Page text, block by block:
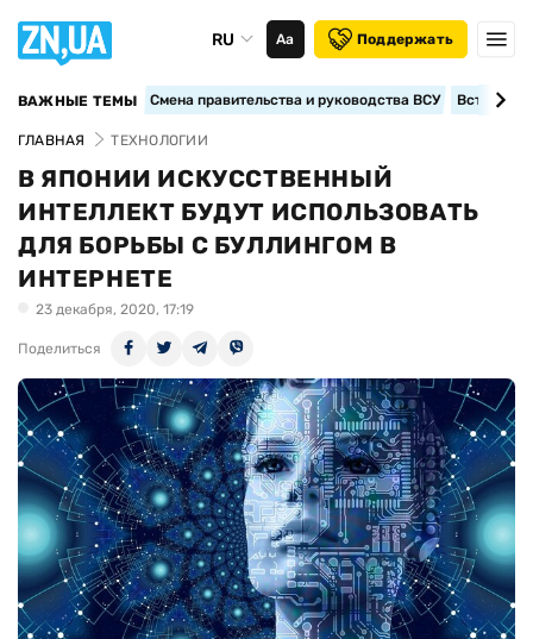
RU Аа Поддержать
ВАЖНЫЕ ТЕМЫ Смена правительства и руководства ВСУ
ГЛАВНАЯ ТЕХНОЛОГИИ
В ЯПОНИИ ИСКУССТВЕННЫЙ
ИНТЕЛЛЕКТ БУДУТ ИСПОЛЬЗОВАТЬ
ДЛЯ БОРЬБЫ С БУЛЛИНГОМ В
ИНТЕРНЕТЕ
23 декабря, 2020, 17:19
Поделиться